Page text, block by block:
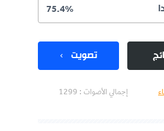
75.4%
تصويت
إجمالي الأصوات : 1299